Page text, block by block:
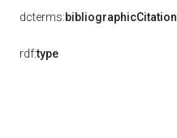
dcterms:bibliographicCitation
rdf:type